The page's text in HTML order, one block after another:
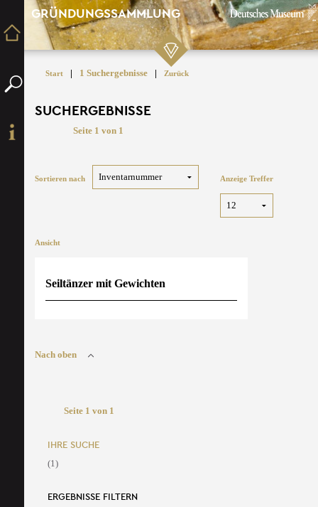
GRÜNDUNGSSAMMLUNG
Start | 1 Suchergebnisse | Zurück
SUCHERGEBNISSE
Seite 1 von 1
Sortieren nach Anzeige Treffer
Ansicht
Seiltänzer mit Gewichten
Nach oben
Seite 1 von 1
IHRE SUCHE
(1)
ERGEBNISSE FILTERN